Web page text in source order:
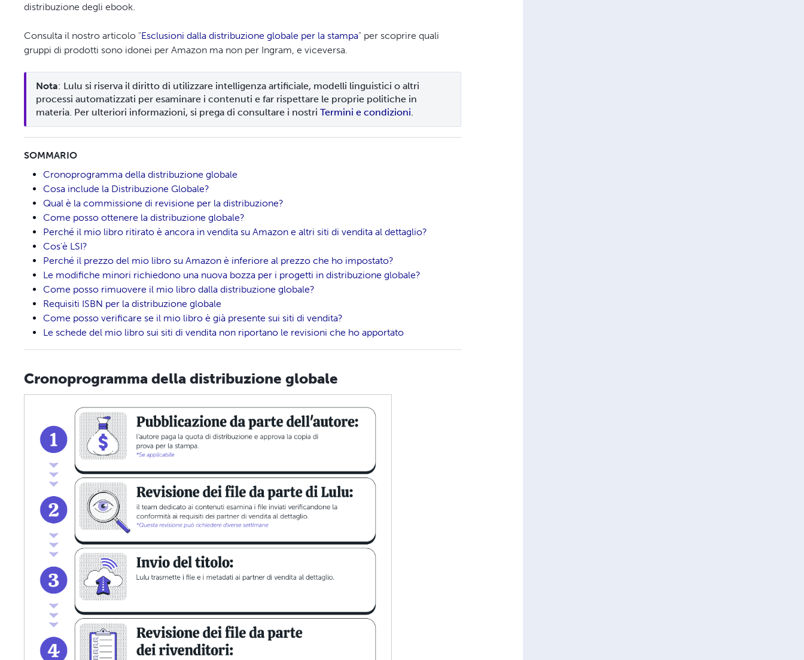
distribuzione degli ebook.
Consulta il nostro articolo "Esclusioni dalla distribuzione globale per la stampa" per scoprire quali
gruppi di prodotti sono idonei per Amazon ma non per Ingram, e viceversa.
Nota: Lulu si riserva il diritto di utilizzare intelligenza artificiale, modelli linguistici o altri
processi automatizzati per esaminare i contenuti e far rispettare le proprie politiche in
materia. Per ulteriori informazioni, si prega di consultare i nostri Termini e condizioni.
SOMMARIO
Cronoprogramma della distribuzione globale
Cosa include la Distribuzione Globale?
Qual è la commissione di revisione per la distribuzione?
Come posso ottenere la distribuzione globale?
Perché il mio libro ritirato è ancora in vendita su Amazon e altri siti di vendita al dettaglio?
Cos'è LSI?
Perché il prezzo del mio libro su Amazon è inferiore al prezzo che ho impostato?
Le modifiche minori richiedono una nuova bozza per i progetti in distribuzione globale?
Come posso rimuovere il mio libro dalla distribuzione globale?
Requisiti ISBN per la distribuzione globale
Come posso verificare se il mio libro è già presente sui siti di vendita?
Le schede del mio libro sui siti di vendita non riportano le revisioni che ho apportato
Cronoprogramma della distribuzione globale